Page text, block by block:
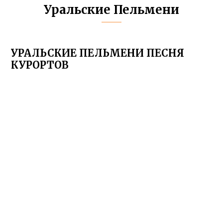
Уральские Пельмени
УРАЛЬСКИЕ ПЕЛЬМЕНИ ПЕСНЯ
КУРОРТОВ